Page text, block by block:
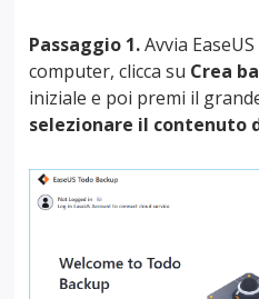
Passaggio 1.Avvia
computer, clicca su Crea
iniziale e poi premi il
selezionare il contenuto